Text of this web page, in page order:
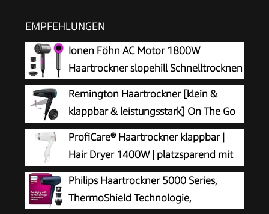
EMPFEHLUNGEN
Ionen Föhn AC Motor 1800W
Haartrockner slopehill Schnelltrocknen
Hair Dryer
Remington Haartrockner [klein &
klappbar & leistungsstark] On The Go
(2000 W, weltweite
Spannungsanpassung 120/220-240V,
Stylingdüse & Diffusor, 2 Kombi-Heiz- &
Gebläsestufen) Reisehaartrockner D1500
ProfiCare® Haartrockner klappbar |
Hair Dryer 1400W | platzsparend mit
Klappgriff | kompakter Airstyler | 2
Stufen | Kaltstufe für Style-Fix |
Überhitzungsschutz | PC-HT 3009 champagner
Philips Haartrockner 5000 Series,
ThermoShield Technologie,